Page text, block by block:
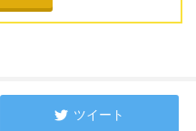
ツイート